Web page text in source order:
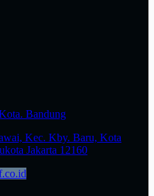
Bandung
Kec. Kby. Baru, Kota
Jakarta 12160